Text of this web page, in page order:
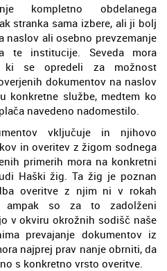
kompletno obdelanega
stranka sama izbere, ali ji bolj
naslov ali osebno prevzemanje
te institucije. Seveda mora
ki se opredeli za možnost
dokumentov na naslov
konkretne službe, medtem ko
navedeno nadomestilo.
vključuje in njihovo
in overitev z žigom sodnega
primerih mora na konkretni
Haški žig. Ta žig je poznan
overitve z njim ni v rokah
ampak so za to zadolženi
v okviru okrožnih sodišč naše
prevajanje dokumentov iz
najprej prav nanje obrniti, da
s konkretno vrsto overitve.